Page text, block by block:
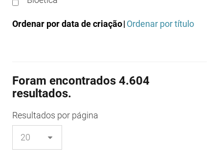
Boas práticas de distribuição
Boas práticas de investigação
Boas práticas de laboratório
Boas práticas regulamentares
Certificação
Ordenar por data de criação| Ordenar por título
Foram encontrados 4.604
resultados.
Resultados por página